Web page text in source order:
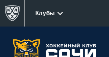
Клубы